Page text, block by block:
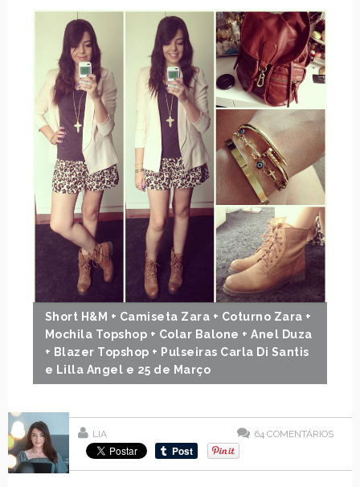
Short H&M + Camiseta Zara + Coturno Zara +
Mochila Topshop + Colar Balone + Anel Duza
+ Blazer Topshop + Pulseiras Carla Di Santis
e Lilla Angel e 25 de Março
LIA 64 COMENTÁRIOS